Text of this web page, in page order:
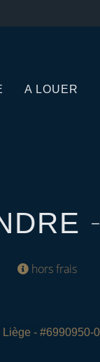
A LOUER
-
hors frais